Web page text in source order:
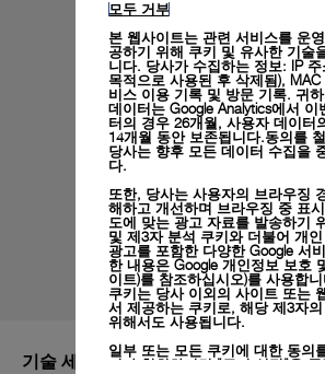
기술 세부 정보
모두 거부
본 웹사이트는 관련 서비스를 운
공하기 위해 쿠키 및 유사한 기술
니다. 당사가 수집하는 정보: IP 주
목적으로 사용된 후 삭제됨), MAC
비스 이용 기록 및 방문 기록. 귀
데이터는 Google Analytics에서 이
터의 경우 26개월, 사용자 데이터
14개월 동안 보존됩니다.동의를
당사는 향후 모든 데이터 수집을
다.
또한, 당사는 사용자의 브라우징
해하고 개선하며 브라우징 중 표
도에 맞는 광고 자료를 발송하기
및 제3자 분석 쿠키와 더불어 개
광고를 포함한 다양한 Google 서
한 내용은 Google 개인정보 보호
이트)를 참조하십시오)를 사용합
쿠키는 당사 이외의 사이트 또는
서 제공하는 쿠키로, 해당 제3자
위해서도 사용됩니다.
일부 또는 모든 쿠키에 대한 동의
거나 철회하려면 "쿠키 설정"을